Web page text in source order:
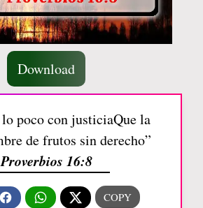
Download
poco con justiciaQue la
de frutos sin derecho”
Proverbios 16:8